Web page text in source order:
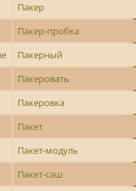
Пакер
Пакер-пробка
Пакерный
Пакеровать
Пакеровка
Пакет
Пакет-модуль
Пакет-саш